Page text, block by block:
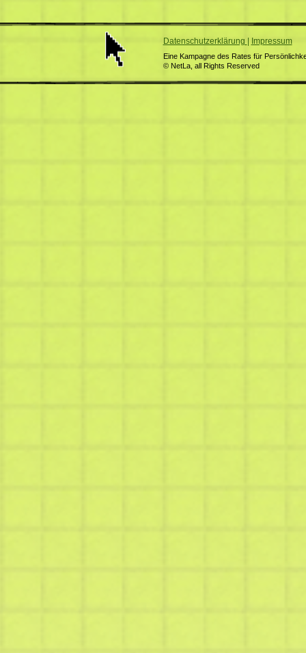
Datenschutzerklärung Impressum
Eine Kampagne des Rates für
© NetLa, all Rights Reserved